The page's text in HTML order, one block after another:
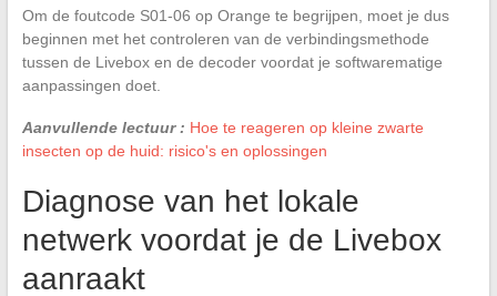
Om de foutcode S01-06 op Orange te begrijpen, moet je dus
beginnen met het controleren van de verbindingsmethode
tussen de Livebox en de decoder voordat je softwarematige
aanpassingen doet.
Aanvullende lectuur : Hoe te reageren op kleine zwarte
insecten op de huid: risico's en oplossingen
Diagnose van het lokale
netwerk voordat je de Livebox
aanraakt